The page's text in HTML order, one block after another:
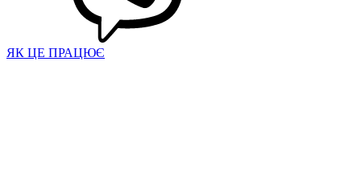
ЯК ЦЕ ПРАЦЮЄ